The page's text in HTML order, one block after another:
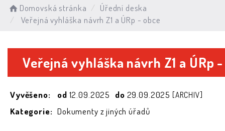
Domovská stránka
Úřední deska
Veřejná vyhláška návrh Z1 a ÚRp - obce
Veřejná vyhláška návrh Z1 a ÚRp
Vyvěšeno: od 12.09.2025 do 29.09.2025 [ARCHIV]
Kategorie: Dokumenty z jiných úřadů